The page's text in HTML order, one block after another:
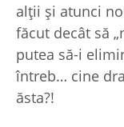
alţii şi atunci
făcut decât să
putea să-i
întreb… cine
ăsta?!